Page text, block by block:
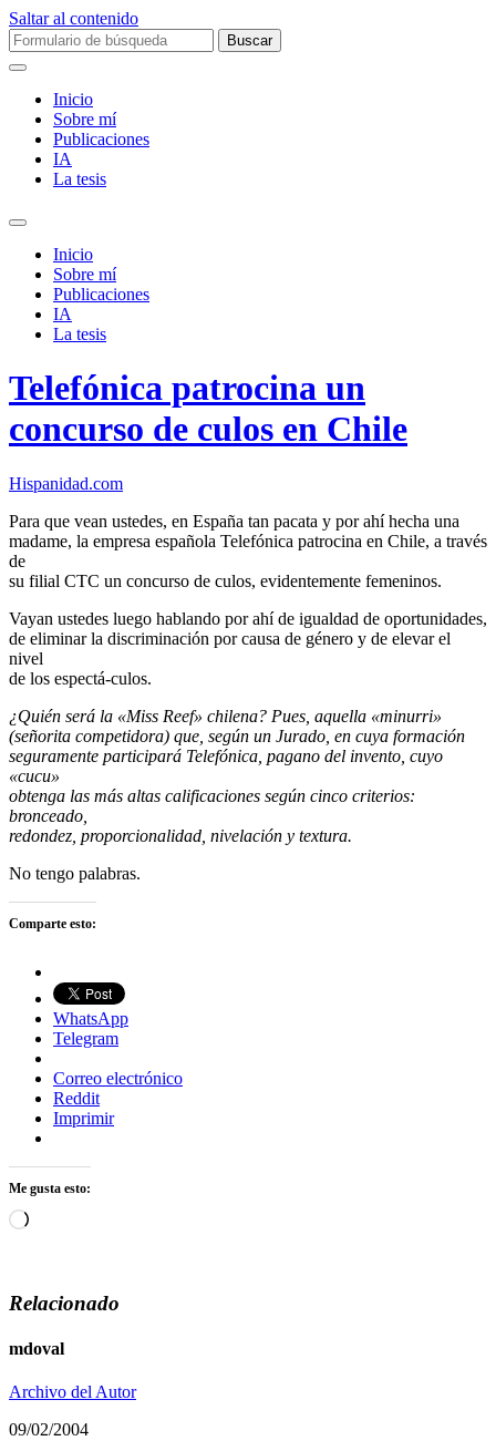
Saltar al contenido
Buscar:
Inicio
Sobre mí­
Publicaciones
IA
La tesis
Alternar
campo
búsqueda
Inicio
Sobre mí­
Publicaciones
IA
La tesis
Telefónica patrocina un
concurso de culos en Chile
Hispanidad.com
Para que vean ustedes, en España tan pacata y por ahí hecha una
madame, la empresa española Telefónica patrocina en Chile, a través
de
su filial CTC un concurso de culos, evidentemente femeninos.
Vayan ustedes luego hablando por ahí de igualdad de oportunidades,
de eliminar la discriminación por causa de género y de elevar el
nivel
de los espectá-culos.
¿Quién será la «Miss Reef» chilena? Pues, aquella «minurri»
(señorita competidora) que, según un Jurado, en cuya formación
seguramente participará Telefónica, pagano del invento, cuyo
«cucu»
obtenga las más altas calificaciones según cinco criterios:
bronceado,
redondez, proporcionalidad, nivelación y textura.
No tengo palabras.
Comparte esto:
WhatsApp
Telegram
Correo electrónico
Reddit
Imprimir
Me gusta esto:
Cargando...
Relacionado
mdoval
Archivo del Autor
09/02/2004